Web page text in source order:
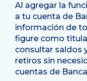
Al agregar la
a tu cuenta de
información de
figure como
consultar saldos
retiros sin
cuentas de